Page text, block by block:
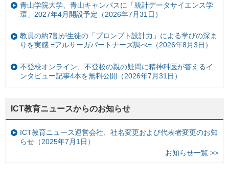
青山学院大学、青山キャンパスに「統計データサイエンス学
環」2027年4月開設予定（2026年7月31日）
教員の約7割が生徒の「プロンプト設計力」による学びの深ま
りを実感 =アルサーガパートナーズ調べ=（2026年8月3日）
不登校オンライン、不登校の親の疑問に精神科医が答えるイ
ンタビュー記事4本を無料公開（2026年7月31日）
ICT教育ニュースからのお知らせ
ICT教育ニュース運営会社、社名変更および代表者変更のお知
らせ（2025年7月1日）
お知らせ一覧 >>